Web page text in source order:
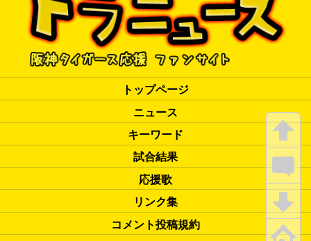
トップページ
ニュース
キーワード
試合結果
応援歌
リンク集
コメント投稿規約